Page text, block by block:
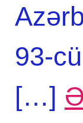
93-
[…]